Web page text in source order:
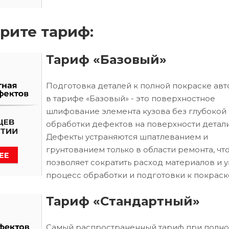
тариф:
Тариф «Базовый»
Подготовка деталей к полной покраске
в тарифе «Базовый» - это поверхностное
шлифование элемента кузова без глубокой
обработки дефектов на поверхности
Дефекты устраняются шпатлеванием и
грунтованием только в области ремонта, что
позволяет сократить расход материалов и
процесс обработки и подготовки к
Тариф «Стандартный»